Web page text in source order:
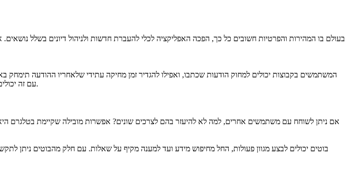
בעולם בו המהירות והפרטיות חשובים כל כך, הפכה האפליקציה לכלי להעברת חדשות ולניהול דיונים בשלל
המשתמשים בקבוצות יכולים למחוק הודעות שכתבו, ואפילו להגדיר זמן מחיקה עתידי שלאחריו ההודעה
עם זה יכולים לעשות זאת באופן אנונימי לחלוטין, משום שהם אינם נדרשים לחשוף מספר טלפון או פרטים אישיים נוספים.
אם ניתן לשוחח עם משתמשים אחרים, למה לא להיעזר בהם לצרכים שונים? אפשרות מובילה שקיימת בטלגרם
בוטים יכולים לבצע מגוון פעולות, החל מחיפוש מידע ועד למענה מקיף על שאלות. עם חלק מהבוטים